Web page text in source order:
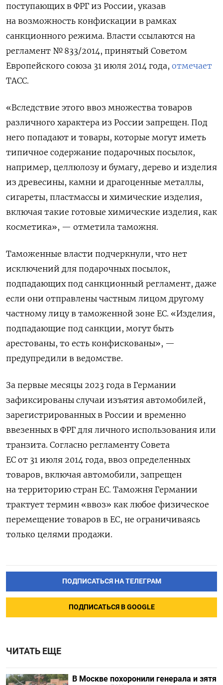
поступающих в ФРГ из России, указав
на возможность конфискации в рамках
санкционного режима. Власти ссылаются на
регламент № 833/2014, принятый Советом
Европейского союза 31 июля 2014 года, отмечает
ТАСС.
«Вследствие этого ввоз множества товаров
различного характера из России запрещен. Под
него попадают и товары, которые могут иметь
типичное содержание подарочных посылок,
например, целлюлозу и бумагу, дерево и изделия
из древесины, камни и драгоценные металлы,
сигареты, пластмассы и химические изделия,
включая такие готовые химические изделия, как
косметика», — отметила таможня.
Таможенные власти подчеркнули, что нет
исключений для подарочных посылок,
подпадающих под санкционный регламент, даже
если они отправлены частным лицом другому
частному лицу в таможенной зоне ЕС. «Изделия,
подпадающие под санкции, могут быть
арестованы, то есть конфискованы», —
предупредили в ведомстве.
За первые месяцы 2023 года в Германии
зафиксированы случаи изъятия автомобилей,
зарегистрированных в России и временно
ввезенных в ФРГ для личного использования или
транзита. Согласно регламенту Совета
ЕС от 31 июля 2014 года, ввоз определенных
товаров, включая автомобили, запрещен
на территорию стран ЕС. Таможня Германии
трактует термин «ввоз» как любое физическое
перемещение товаров в ЕС, не ограничиваясь
только целями продажи.
ПОДПИСАТЬСЯ НА ТЕЛЕГРАМ
ПОДПИСАТЬСЯ В GOOGLE
ЧИТАТЬ ЕЩЕ
В Москве похоронили генерала и зятя